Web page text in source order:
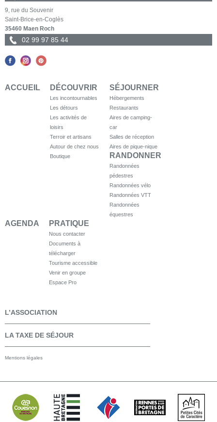
9, rue du Souvenir
Saint-Brice-en-Coglès
35460 Maen Roch
02 99 97 85 44
ACCUEIL DÉCOUVRIR
Les incontournables
Les détours
Les activités de
loisirs
Terroir et artisans
Autour de chez nous
Boutique
SÉJOURNER
Hébergements
Restaurants
Aires de camping-
car
Salles de réception
Aires de pique-nique
RANDONNER
Randonnées
pédestres
Randonnées vélo
Randonnées VTT
Randonnées
équestres
AGENDA PRATIQUE
Nous contacter
Documents à
télécharger
Tourisme accessible
Venir en groupe
Espace Pro
L’ASSOCIATION
LA TAXE DE SÉJOUR
Mentions légales